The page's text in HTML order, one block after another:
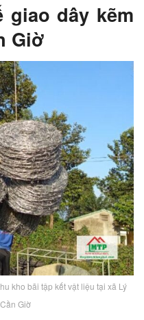
dây kẽm
Giờ
kho bãi tập kết vật liệu tại xã Lý
Giờ